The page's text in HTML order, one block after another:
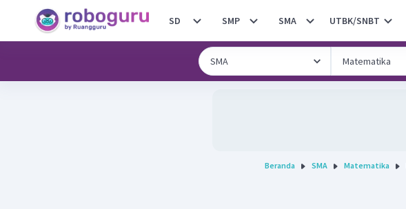
SD SMP SMA UTBK/SNBT
Beranda SMA Matematika